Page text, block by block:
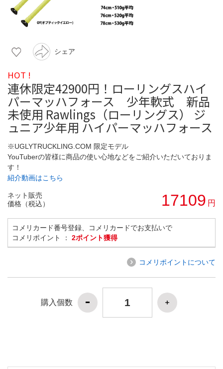
シェア
HOT !
連休限定42900円！ローリングスハイ
パーマッハフォース 少年軟式 新品
未使用 Rawlings（ローリングス） ジ
ュニア少年用 ハイパーマッハフォース
※UGLYTRUCKLING.COM 限定モデル
YouTuberの皆様に商品の使い心地などをご紹介いただいておりま
す！
紹介動画はこちら
ネット販売
価格（税込）
17109 円
コメリカード番号登録、コメリカードでお支払いで
コメリポイント ： 2ポイント獲得
コメリポイントについて
購入個数